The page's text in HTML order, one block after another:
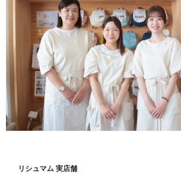
リシュマム 実店舗